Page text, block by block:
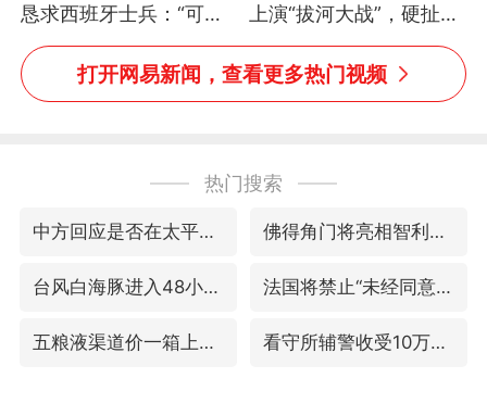
恳求西班牙士兵：“可不
可以不要把我遣返回国”
上演“拔河大战”，硬扯加
铁棒敲打方才挣脱
打开网易新闻，查看更多热门视频
热门搜索
中方回应是否在太平洋海底开采稀土 佛得角门将亮相智利俱乐部主场
台风白海豚进入48小时警戒线 法国将禁止“未经同意的电话营销”
五粮液渠道价一箱上涨近百元 看守所辅警收受10万获刑1年